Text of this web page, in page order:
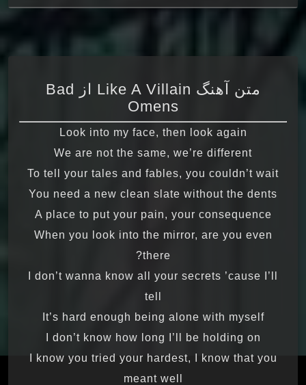
متن آهنگ Like A Villain از Bad
Omens
Look into my face, then look again
We are not the same, we’re different
To tell your tales and fables, you couldn’t wait
You need a new clean slate without the dents
A place to put your pain, your consequence
When you look into the mirror, are you even
there?
I don’t wanna know all your secrets ’cause I’ll
tell
It’s hard enough being alone with myself
I don’t know how long I’ll be holding on
I know you tried your hardest, I know that you
meant well